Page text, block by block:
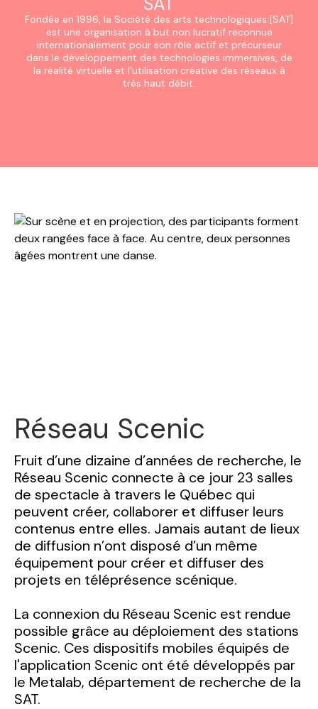
Fondée en 1996, la Société des arts technologiques [SAT]
est une organisation à but non lucratif reconnue
internationalement pour son rôle actif et précurseur
dans le développement des technologies immersives, de
la réalité virtuelle et l’utilisation créative des réseaux à
très haut débit.
Réseau Scenic
Fruit d’une dizaine d’années de recherche, le
Réseau Scenic connecte à ce jour 23 salles
de spectacle à travers le Québec qui
peuvent créer, collaborer et diffuser leurs
contenus entre elles. Jamais autant de lieux
de diffusion n’ont disposé d’un même
équipement pour créer et diffuser des
projets en téléprésence scénique.
La connexion du Réseau Scenic est rendue
possible grâce au déploiement des stations
Scenic. Ces dispositifs mobiles équipés de
l'application Scenic ont été développés par
le Metalab, département de recherche de la
SAT.